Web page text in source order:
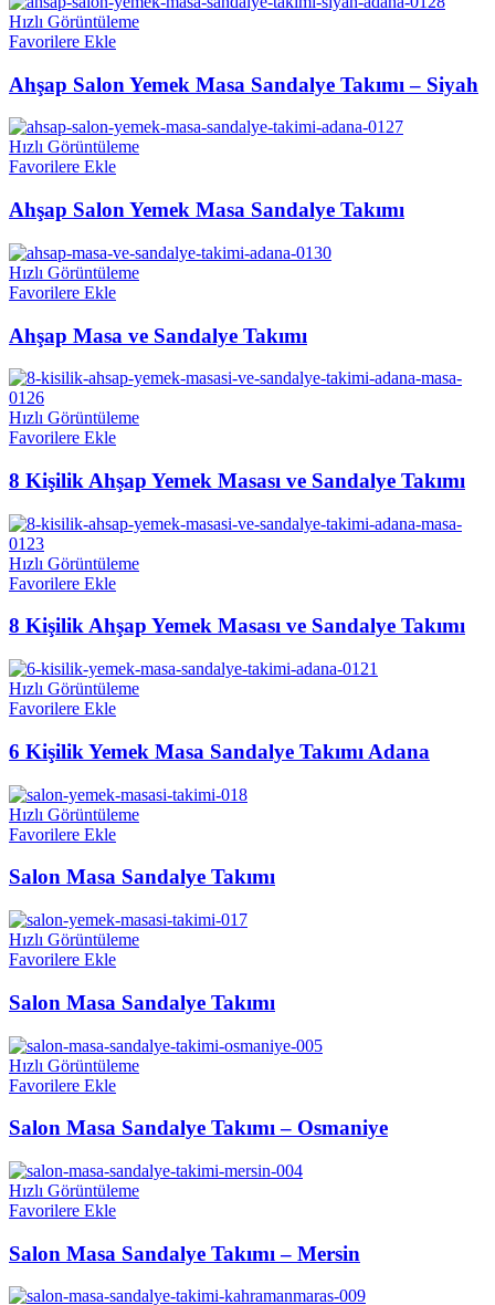
Hızlı Görüntüleme
Favorilere Ekle
Ahşap Salon Yemek Masa Sandalye Takımı – Siyah
Hızlı Görüntüleme
Favorilere Ekle
Ahşap Salon Yemek Masa Sandalye Takımı
Hızlı Görüntüleme
Favorilere Ekle
Ahşap Masa ve Sandalye Takımı
Hızlı Görüntüleme
Favorilere Ekle
8 Kişilik Ahşap Yemek Masası ve Sandalye Takımı
Hızlı Görüntüleme
Favorilere Ekle
8 Kişilik Ahşap Yemek Masası ve Sandalye Takımı
Hızlı Görüntüleme
Favorilere Ekle
6 Kişilik Yemek Masa Sandalye Takımı Adana
Hızlı Görüntüleme
Favorilere Ekle
Salon Masa Sandalye Takımı
Hızlı Görüntüleme
Favorilere Ekle
Salon Masa Sandalye Takımı
Hızlı Görüntüleme
Favorilere Ekle
Salon Masa Sandalye Takımı – Osmaniye
Hızlı Görüntüleme
Favorilere Ekle
Salon Masa Sandalye Takımı – Mersin